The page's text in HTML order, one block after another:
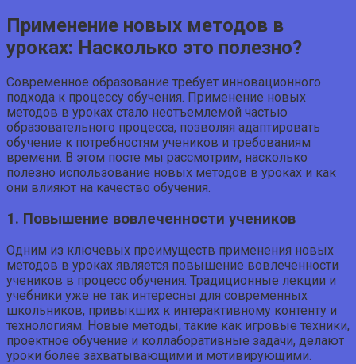
Применение новых методов в
уроках: Насколько это полезно?
Современное образование требует инновационного
подхода к процессу обучения. Применение новых
методов в уроках стало неотъемлемой частью
образовательного процесса, позволяя адаптировать
обучение к потребностям учеников и требованиям
времени. В этом посте мы рассмотрим, насколько
полезно использование новых методов в уроках и как
они влияют на качество обучения.
1. Повышение вовлеченности учеников
Одним из ключевых преимуществ применения новых
методов в уроках является повышение вовлеченности
учеников в процесс обучения. Традиционные лекции и
учебники уже не так интересны для современных
школьников, привыкших к интерактивному контенту и
технологиям. Новые методы, такие как игровые техники,
проектное обучение и коллаборативные задачи, делают
уроки более захватывающими и мотивирующими.